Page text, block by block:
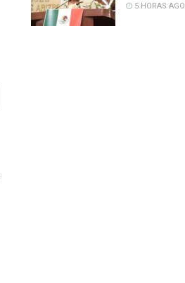
5 HORAS AGO